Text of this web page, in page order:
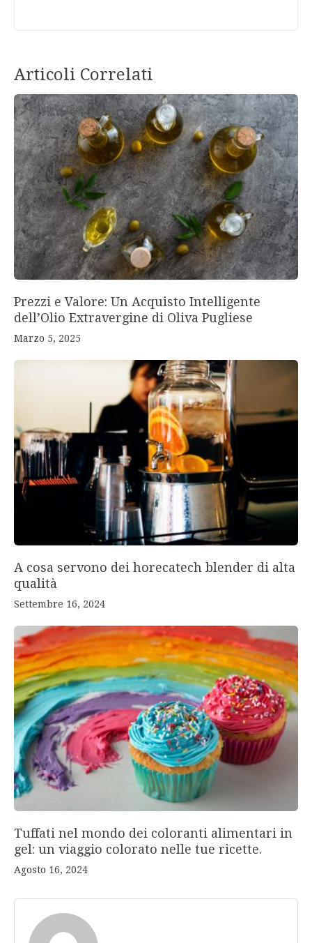
Articoli Correlati
Prezzi e Valore: Un Acquisto Intelligente
dell’Olio Extravergine di Oliva Pugliese
Marzo 5, 2025
A cosa servono dei horecatech blender di alta
qualità
Settembre 16, 2024
Tuffati nel mondo dei coloranti alimentari in
gel: un viaggio colorato nelle tue ricette.
Agosto 16, 2024